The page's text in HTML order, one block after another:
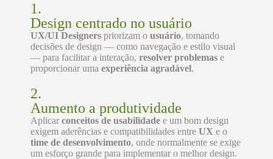
1.
Design centrado no usuário
UX/UI Designers priorizam o usuário, tomando
decisões de design — como navegação e estilo visual
— para facilitar a interação, resolver problemas e
proporcionar uma experiência agradável.
2.
Aumento a produtividade
Aplicar conceitos de usabilidade e um bom design
exigem aderências e compatibilidades entre UX e o
time de desenvolvimento, onde normalmente se exige
um esforço grande para implementar o melhor design.